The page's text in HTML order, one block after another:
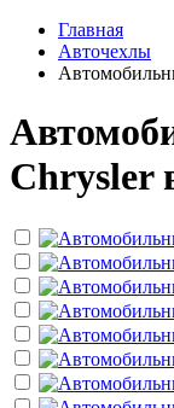
Главная
Авточехлы
Chrysler